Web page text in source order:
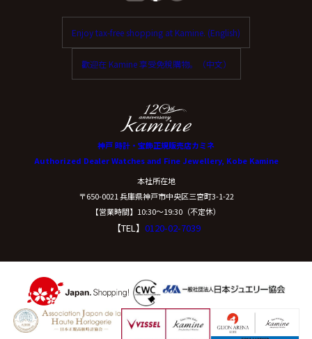
ご本人からの求めにより、当社が保有する保有個人デー
開示等に応ずる窓口は、下記「当社の個人情報の取扱い
に関する苦情、相談等の問合せ先」を参照してくださ
（８）本人が容易に認識できない方法による個
人情報の取得
おりません。
（９）個人情報の安全管理措置について
Enjoy tax-free shopping at Kamine. (English)
歡迎在 Kamine 享受免稅購物。（中文）
神戸 時計・宝飾正規販売店カミネ
Authorized Dealer Watches and Fine Jewellery, Kobe Kamine
本社所在地
〒650-0021 兵庫県神戸市中央区三宮町3-1-22
【営業時間】10:30〜19:30（不定休）
【TEL】 0120-02-7039